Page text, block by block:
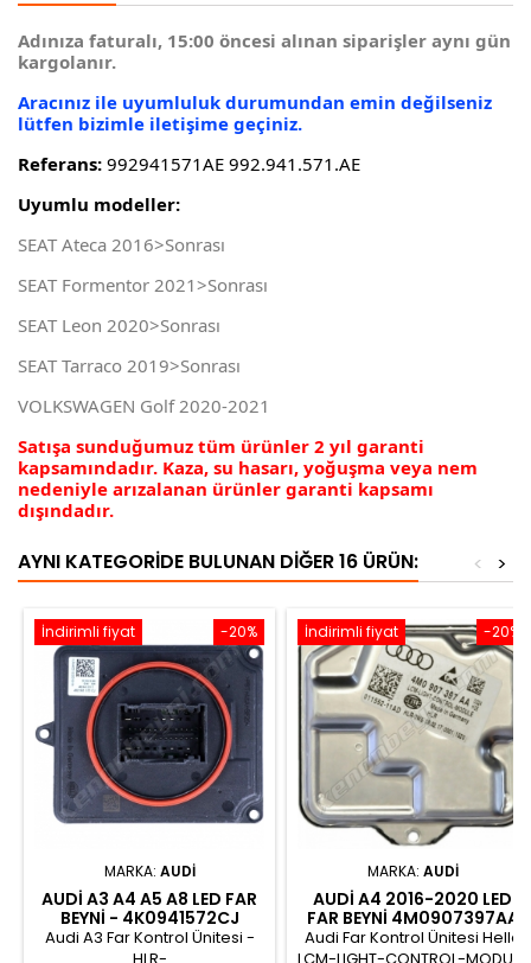
Adınıza faturalı, 15:00 öncesi alınan siparişler aynı gün
kargolanır.
Aracınız ile uyumluluk durumundan emin değilseniz
lütfen bizimle iletişime geçiniz.
Referans: 992941571AE 992.941.571.AE
Uyumlu modeller:
SEAT Ateca 2016>Sonrası
SEAT Formentor 2021>Sonrası
SEAT Leon 2020>Sonrası
SEAT Tarraco 2019>Sonrası
VOLKSWAGEN Golf 2020-2021
Satışa sunduğumuz tüm ürünler 2 yıl garanti
kapsamındadır. Kaza, su hasarı, yoğuşma veya nem
nedeniyle arızalanan ürünler garanti kapsamı
dışındadır.
AYNI KATEGORIDE BULUNAN DIĞER 16 ÜRÜN: >
<
-20%
İndirimli fiyat
MARKA: AUDI
AUDI A3 A4 A5 A8 LED FAR
BEYNI - 4K0941572CJ
Audi A3 Far Kontrol Ünitesi -
-20%
İndirimli fiyat
MARKA: AUDI
AUDI A4 2016-2020 LED
FAR BEYNI 4M0907397AA
Audi Far Kontrol Ünitesi Hella